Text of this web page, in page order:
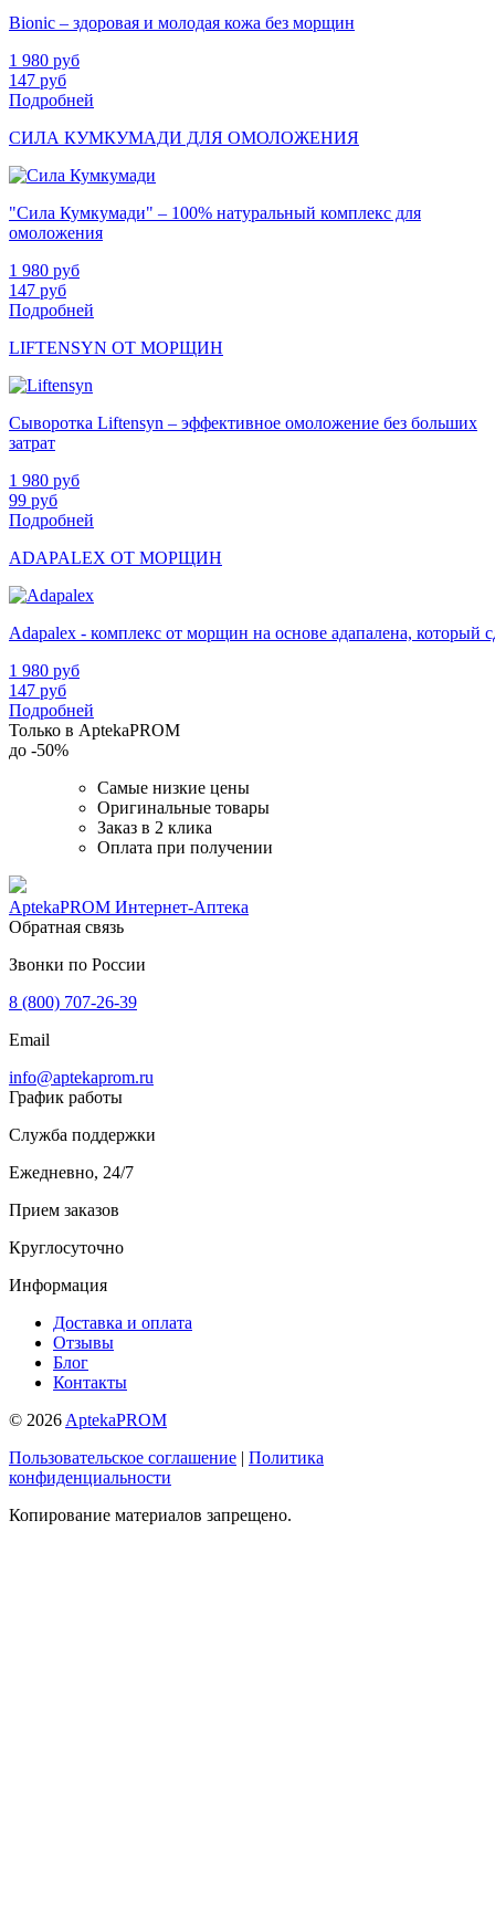
Bionic – здоровая и молодая кожа без морщин
1 980 руб
147 руб
Подробней
СИЛА КУМКУМАДИ ДЛЯ ОМОЛОЖЕНИЯ
"Сила Кумкумади" – 100% натуральный комплекс для
омоложения
1 980 руб
147 руб
Подробней
LIFTENSYN ОТ МОРЩИН
Сыворотка Liftensyn – эффективное омоложение без больших
затрат
1 980 руб
99 руб
Подробней
ADAPALEX ОТ МОРЩИН
Adapalex - комплекс от морщин на основе адапалена,
1 980 руб
147 руб
Подробней
Только в AptekaPROM
до -50%
Самые низкие цены
Оригинальные товары
Заказ в 2 клика
Оплата при получении
AptekaPROM Интернет-Аптека
Обратная связь
Звонки по России
8 (800) 707-26-39
Email
info@aptekaprom.ru
График работы
Служба поддержки
Ежедневно, 24/7
Прием заказов
Круглосуточно
Информация
Доставка и оплата
Отзывы
Блог
Контакты
© 2026 AptekaPROM
Пользовательское соглашение | Политика
конфиденциальности
Копирование материалов запрещено.